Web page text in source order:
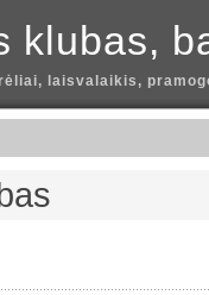
klubas,
laisvalaikis,